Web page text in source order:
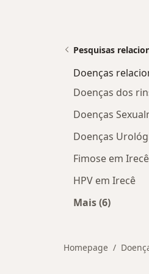
Pesquisas
Doenças
Doenças dos
Doenças
Doenças
Fimose em Irecê
HPV em Irecê
Mais (6)
Homepage